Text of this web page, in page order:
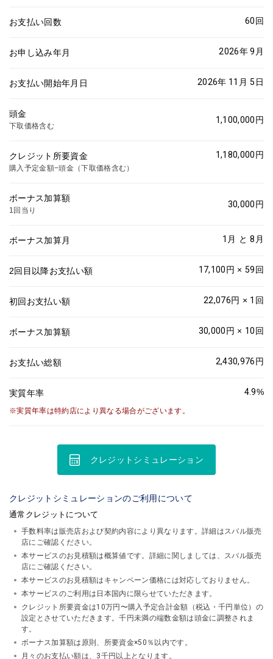
お支払い回数 60回
お申し込み年月 2026年 9月
お支払い開始年月日 2026年 11月 5 日
頭金
下取価格含む
1,100,000円
クレジット所要資金
購入予定金額−頭金（下取価格含む）
1,180,000円
ボーナス加算額
1回当り
30,000円
ボーナス加算月 1 月 と8 月
2回目以降お支払い額 17,100円 × 59回
初回お支払い額 22,076円 × 1 回
ボーナス加算額 30,000円 × 10回
お支払い総額 2,430,976円
実質年率 4.9%
実質年率は特約店により異なる場合がございます。
クレジットシミュレーション
クレジットシミュレーションのご利用について
通常クレジットについて
手数料率は販売店および契約内容により異なります。詳細はスバル販売
店にご確認ください。
本サービスのお見積額は概算値です。詳細に関しましては、スバル販売
店にご確認ください。
本サービスのお見積額はキャンペーン価格には対応しておりません。
本サービスのご利用は日本国内に限らせていただきます。
クレジット所要資金は10万円〜購入予定合計金額（税込・千円単位）の
設定とさせていただきます。千円未満の端数金額は頭金に調整されま
す。
ボーナス加算額は原則、所要資金×50％以内です。
月々のお支払い額は、3千円以上となります。